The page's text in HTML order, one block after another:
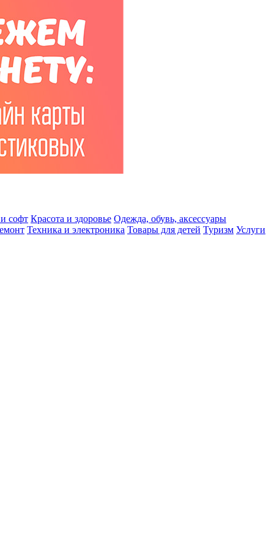
софт Красота и здоровье Одежда, обувь, аксессуары
Техника и электроника Товары для детей Туризм Услуги